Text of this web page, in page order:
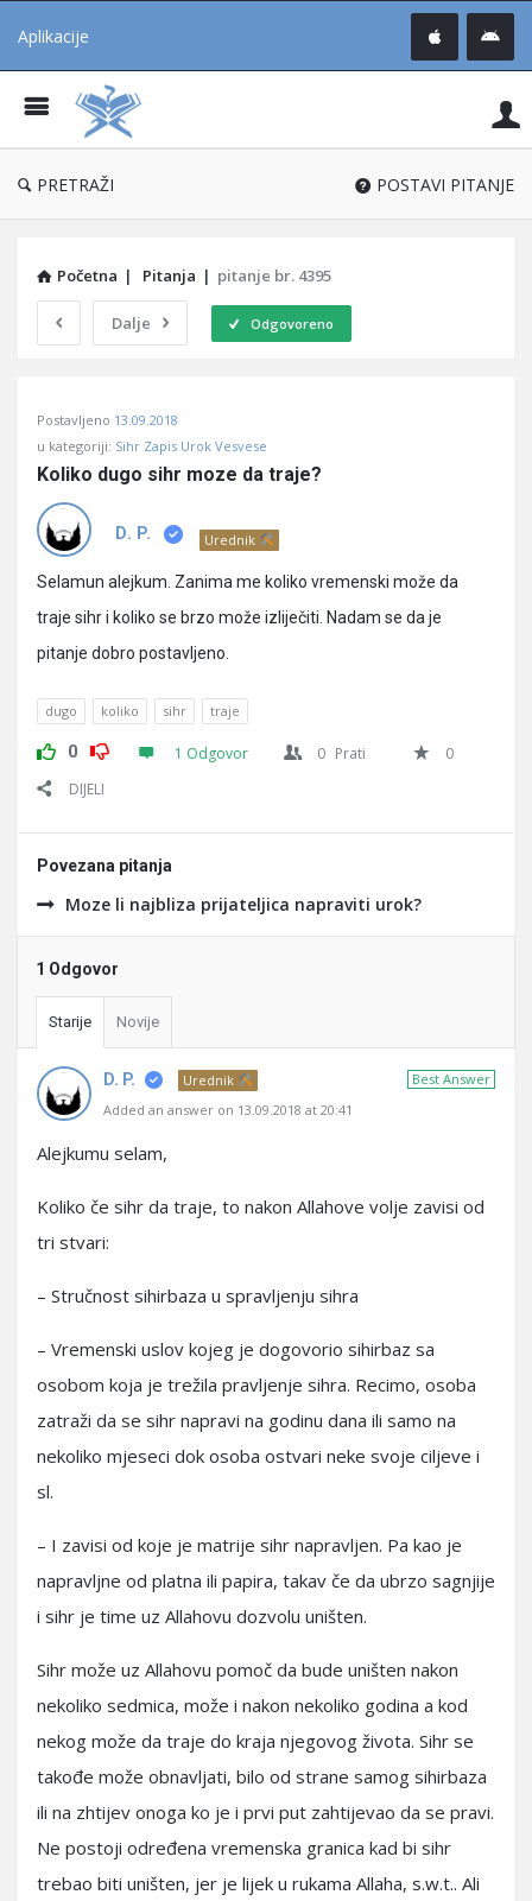
Aplikacije
®
PRETRAŽI POSTAVI PITANJE
Početna | Pitanja | pitanje br. 4395
Dalje Odgovoreno
Učene
Latest
Pitanja
Postavljeno 13.09.2018
u kategoriji: Sihr Zapis Urok Vesvese
Koliko dugo sihr moze da traje?
D. P. Urednik
Selamun alejkum. Zanima me koliko vremenski može da
traje sihr i koliko se brzo može izliječiti. Nadam se da je
pitanje dobro postavljeno.
dugo koliko sihr traje
0 1 Odgovor 0 Prati
0
DIJELI
Povezana pitanja
Moze li najbliza prijateljica napraviti urok?
1 Odgovor
Starije Novije
Best Answer
D. P.
Urednik
Added an answer on 13.09.2018 at 20:41
Alejkumu selam,
Koliko če sihr da traje, to nakon Allahove volje zavisi od
tri stvari:
– Stručnost sihirbaza u spravljenju sihra
– Vremenski uslov kojeg je dogovorio sihirbaz sa
osobom koja je trežila pravljenje sihra. Recimo, osoba
zatraži da se sihr napravi na godinu dana ili samo na
nekoliko mjeseci dok osoba ostvari neke svoje ciljeve i
sl.
– I zavisi od koje je matrije sihr napravljen. Pa kao je
napravljne od platna ili papira, takav če da ubrzo sagnjije
i sihr je time uz Allahovu dozvolu uništen.
Sihr može uz Allahovu pomoč da bude uništen nakon
nekoliko sedmica, može i nakon nekoliko godina a kod
nekog može da traje do kraja njegovog života. Sihr se
takođe može obnavljati, bilo od strane samog sihirbaza
ili na zhtijev onoga ko je i prvi put zahtijevao da se pravi.
Ne postoji određena vremenska granica kad bi sihr
trebao biti uništen, jer je lijek u rukama Allaha, s.w.t.. Ali